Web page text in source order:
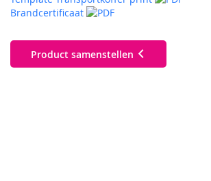
Brandcertificaat
Product samenstellen